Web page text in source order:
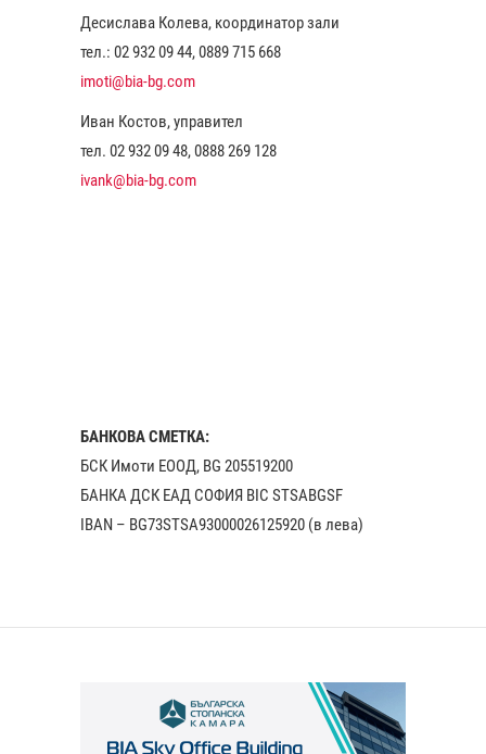
Десислава Колева, координатор зали
тел.: 02 932 09 44, 0889 715 668
imoti@bia-bg.com
Иван Костов, управител
тел. 02 932 09 48, 0888 269 128
ivank@bia-bg.com
БАНКОВА СМЕТКА:
БСК Имоти ЕООД, BG 205519200
БАНКА ДСК EАД СОФИЯ BIC STSABGSF
IBAN – BG73STSA93000026125920 (в лева)